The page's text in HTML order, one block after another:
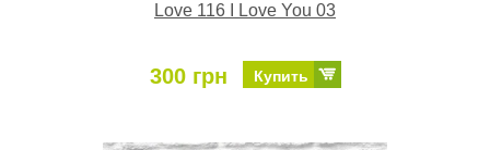
Love 116 I Love You 03
300 грн Купить